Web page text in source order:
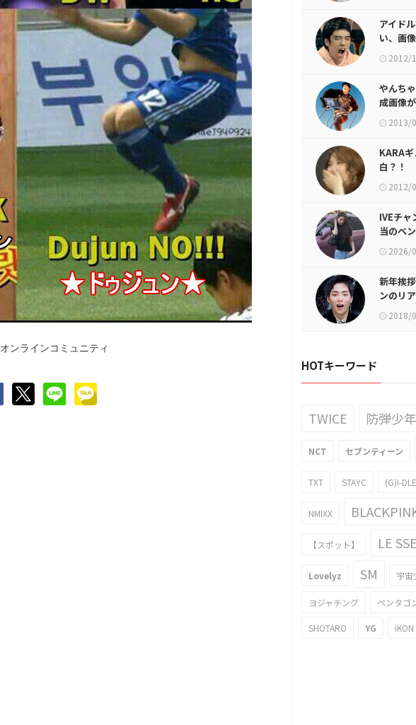
ンラインコミュニティ
アイド
い、画
2012/
やんち
成画像
2013/
KARA
白？！
2012/
IVEチャ
当のベ
な美貌
くモデ
2026/
新年挨
ンのリ
2018/
HOTキーワード
TWICE 防弾少
NCT セブンティーン
TXT STAYC (G)I-DLE
NMIXX
【スポット】 LE
Lovelyz SM 宇宙
ヨジャチング ペンタゴ
SHOTARO YG iKON